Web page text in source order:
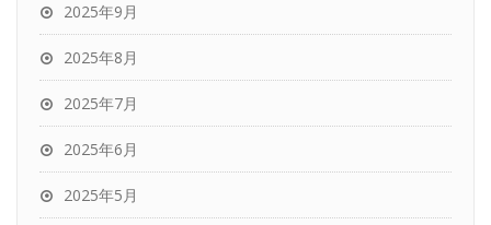
2025年9月
2025年8月
2025年7月
2025年6月
2025年5月